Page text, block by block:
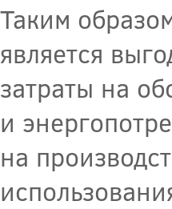
Таким
является
затраты на
и
на